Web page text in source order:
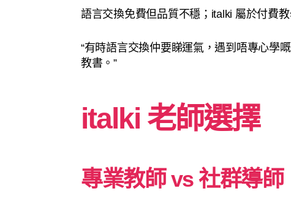
語言交換免費但品質不穩；italki 屬於付費
“有時語言交換仲要睇運氣，遇到唔專心學
教書。”
italki 老師選擇
專業教師 vs 社群導師